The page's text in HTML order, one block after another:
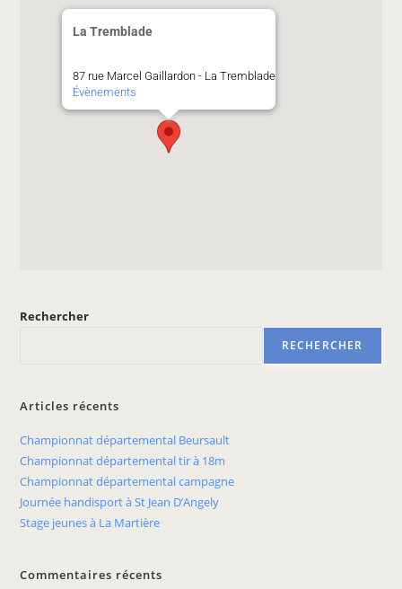
La Tremblade
87 rue Marcel Gaillardon - La Tremblade
Évènements
Rechercher
RECHERCHER
Articles récents
Championnat départemental Beursault
Championnat départemental tir à 18m
Championnat départemental campagne
Journée handisport à St Jean D’Angely
Stage jeunes à La Martière
Commentaires récents